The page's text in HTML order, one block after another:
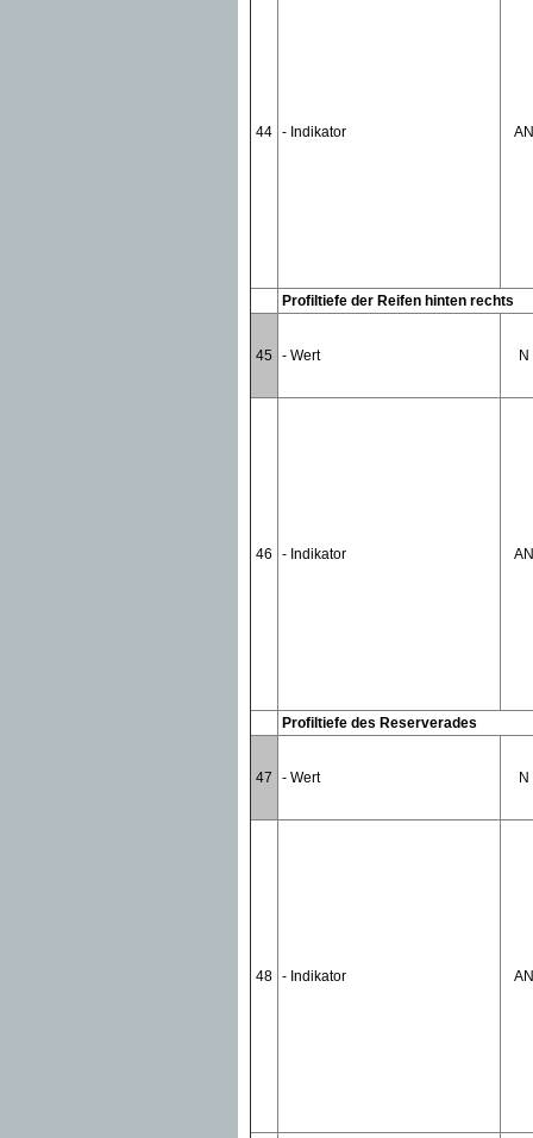
44 - Indikator AN
Profiltiefe der Reifen hinten rechts
45 - Wert N
46 - Indikator AN
Profiltiefe des Reserverades
47 - Wert N
48 - Indikator AN